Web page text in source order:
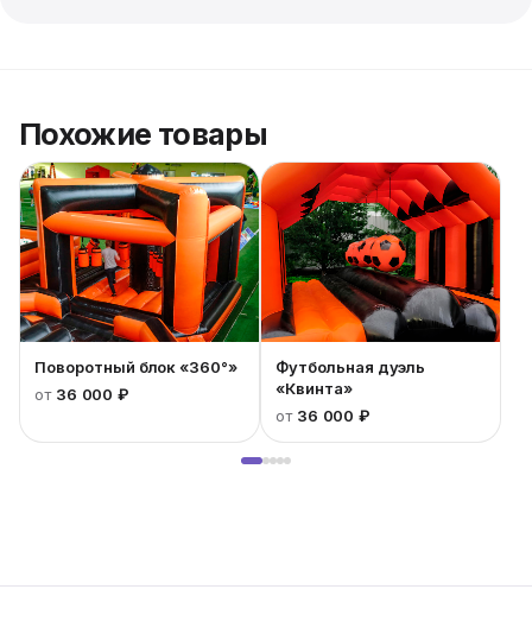
Похожие товары
Поворотный блок «360°»
от 36 000 ₽
Футбольная дуэль
«Квинта»
от 36 000 ₽